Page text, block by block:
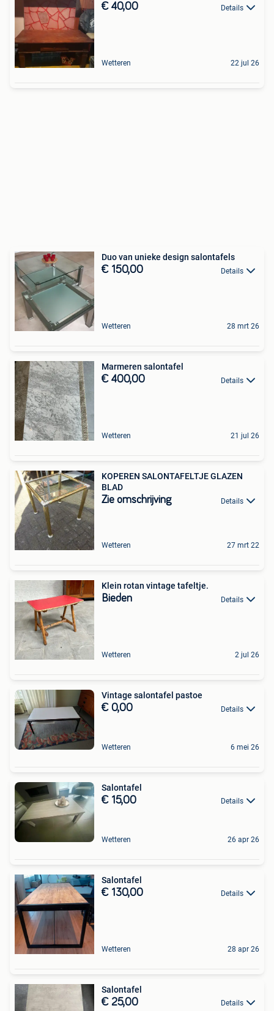
€ 40,00 Details
Wetteren 22 jul 26
Duo van unieke design salontafels
€ 150,00 Details
Wetteren 28 mrt 26
Marmeren salontafel
€ 400,00 Details
Wetteren 21 jul 26
KOPEREN SALONTAFELTJE GLAZEN
BLAD
Zie omschrijving Details
Wetteren 27 mrt 22
Klein rotan vintage tafeltje.
Bieden Details
Wetteren 2 jul 26
Vintage salontafel pastoe
€ 0,00 Details
Wetteren 6 mei 26
Salontafel
€ 15,00 Details
Wetteren 26 apr 26
Salontafel
€ 130,00 Details
Wetteren 28 apr 26
Salontafel
€ 25,00 Details